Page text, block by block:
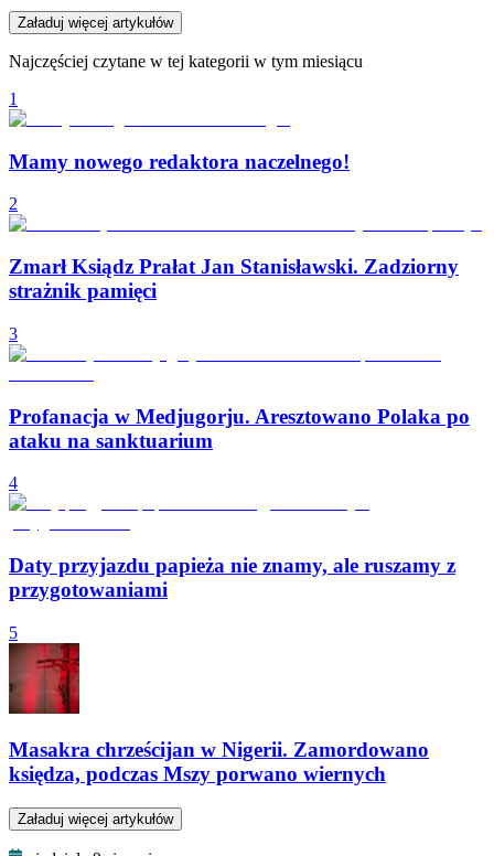
Załaduj więcej artykułów
Najczęściej czytane w tej kategorii w tym miesiącu
1
Mamy nowego redaktora naczelnego!
2
Zmarł Ksiądz Prałat Jan Stanisławski. Zadziorny
strażnik pamięci
3
Profanacja w Medjugorju. Aresztowano Polaka po
ataku na sanktuarium
4
Daty przyjazdu papieża nie znamy, ale ruszamy z
przygotowaniami
5
Masakra chrześcijan w Nigerii. Zamordowano
księdza, podczas Mszy porwano wiernych
Załaduj więcej artykułów